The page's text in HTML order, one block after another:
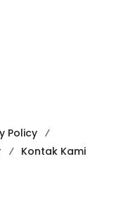
Policy
Kontak Kami